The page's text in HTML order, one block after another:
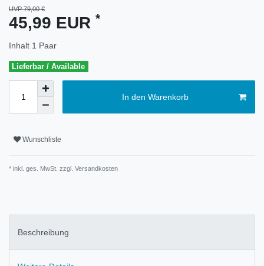
UVP 79,00 €
45,99 EUR *
Inhalt 1 Paar
Lieferbar / Available
In den Warenkorb
Wunschliste
* inkl. ges. MwSt. zzgl. Versandkosten
Beschreibung